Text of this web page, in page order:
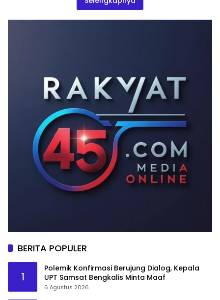
BERITA POPULER
1
Polemik Konfirmasi Berujung Dialog, Kepala
UPT Samsat Bengkalis Minta Maaf
6 Agustus 2026